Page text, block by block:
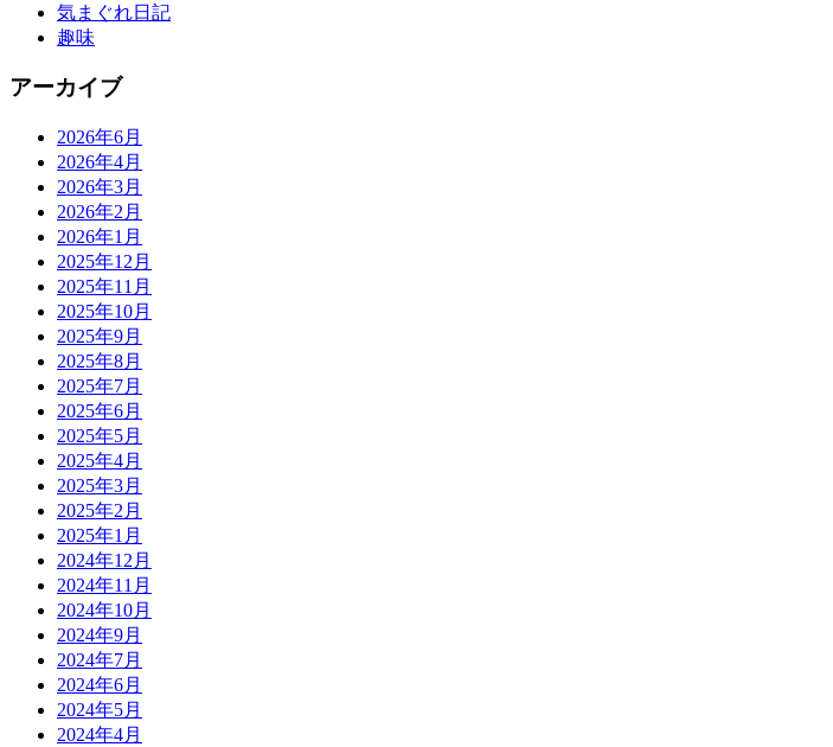
気まぐれ日記
趣味
アーカイブ
2026年6月
2026年4月
2026年3月
2026年2月
2026年1月
2025年12月
2025年11月
2025年10月
2025年9月
2025年8月
2025年7月
2025年6月
2025年5月
2025年4月
2025年3月
2025年2月
2025年1月
2024年12月
2024年11月
2024年10月
2024年9月
2024年7月
2024年6月
2024年5月
2024年4月